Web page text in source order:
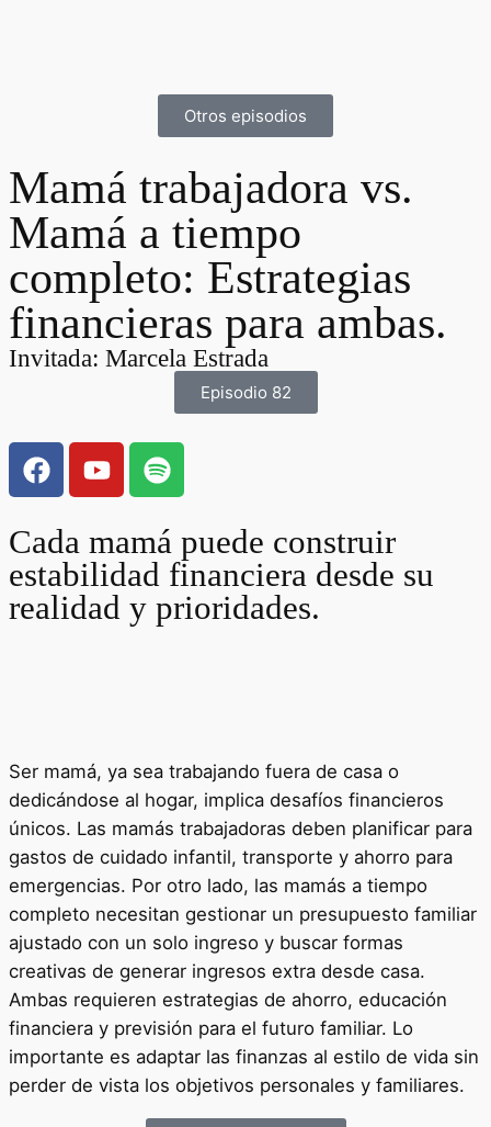
Otros episodios
Mamá trabajadora vs.
Mamá a tiempo
completo: Estrategias
financieras para ambas.
Invitada: Marcela Estrada
Episodio 82
Cada mamá puede construir
estabilidad financiera desde su
realidad y prioridades.
Ser mamá, ya sea trabajando fuera de casa o
dedicándose al hogar, implica desafíos financieros
únicos. Las mamás trabajadoras deben planificar para
gastos de cuidado infantil, transporte y ahorro para
emergencias. Por otro lado, las mamás a tiempo
completo necesitan gestionar un presupuesto familiar
ajustado con un solo ingreso y buscar formas
creativas de generar ingresos extra desde casa.
Ambas requieren estrategias de ahorro, educación
financiera y previsión para el futuro familiar. Lo
importante es adaptar las finanzas al estilo de vida sin
perder de vista los objetivos personales y familiares.